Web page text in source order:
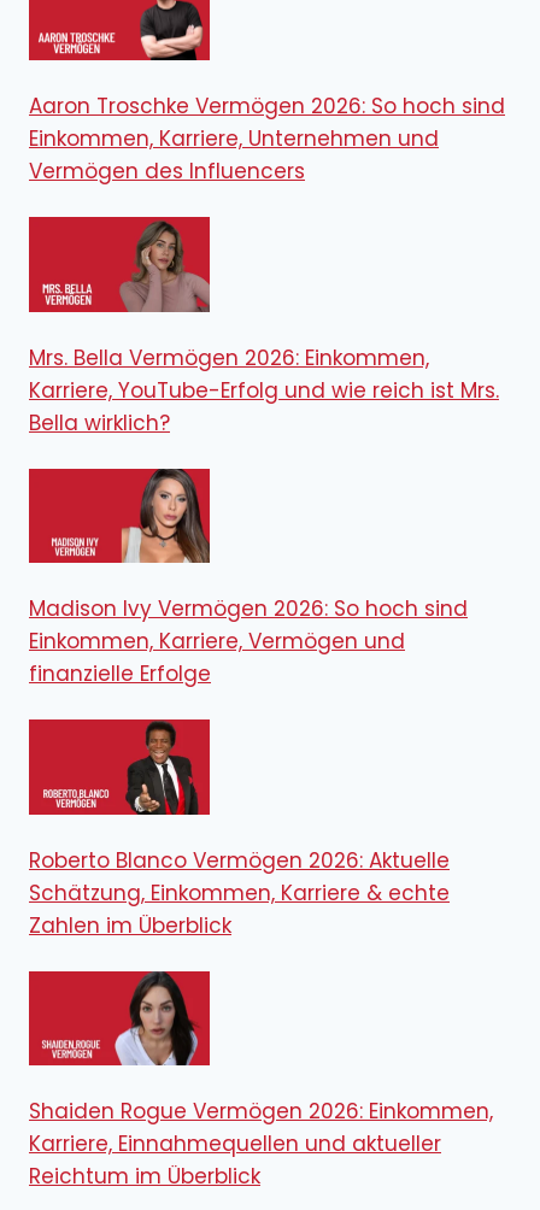
Aaron Troschke Vermögen 2026: So hoch sind
Einkommen, Karriere, Unternehmen und
Vermögen des Influencers
Mrs. Bella Vermögen 2026: Einkommen,
Karriere, YouTube-Erfolg und wie reich ist Mrs.
Bella wirklich?
Madison Ivy Vermögen 2026: So hoch sind
Einkommen, Karriere, Vermögen und
finanzielle Erfolge
Roberto Blanco Vermögen 2026: Aktuelle
Schätzung, Einkommen, Karriere & echte
Zahlen im Überblick
Shaiden Rogue Vermögen 2026: Einkommen,
Karriere, Einnahmequellen und aktueller
Reichtum im Überblick